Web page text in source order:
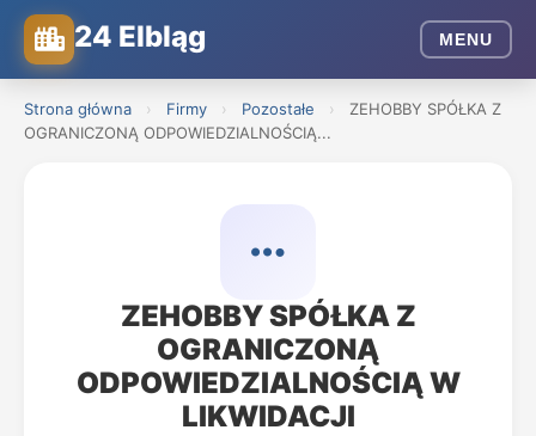
24 Elbląg MENU
Strona główna › Firmy › Pozostałe ›
ZEHOBBY SPÓŁKA Z
OGRANICZONĄ ODPOWIEDZIALNOŚCIĄ...
ZEHOBBY SPÓŁKA Z
OGRANICZONĄ
ODPOWIEDZIALNOŚCIĄ W
LIKWIDACJI